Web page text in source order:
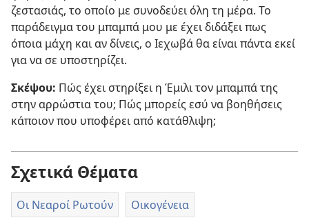
ζεστασιάς, το οποίο με συνοδεύει όλη τη μέρα. Το
παράδειγμα του μπαμπά μου με έχει διδάξει πως
όποια μάχη και αν δίνεις, ο Ιεχωβά θα είναι πάντα εκεί
για να σε υποστηρίζει.
Σκέψου: Πώς έχει στηρίξει η Έμιλι τον μπαμπά της
στην αρρώστια του; Πώς μπορείς εσύ να βοηθήσεις
κάποιον που υποφέρει από κατάθλιψη;
Σχετικά Θέματα
Οι Νεαροί Ρωτούν Οικογένεια